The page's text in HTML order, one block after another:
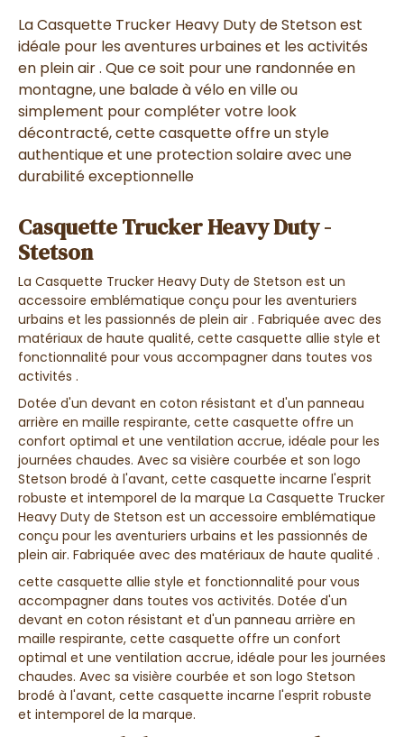
La Casquette Trucker Heavy Duty de Stetson est
idéale pour les aventures urbaines et les activités
en plein air . Que ce soit pour une randonnée en
montagne, une balade à vélo en ville ou
simplement pour compléter votre look
décontracté, cette casquette offre un style
authentique et une protection solaire avec une
durabilité exceptionnelle
Casquette Trucker Heavy Duty -
Stetson
La Casquette Trucker Heavy Duty de Stetson est un
accessoire emblématique conçu pour les aventuriers
urbains et les passionnés de plein air . Fabriquée avec des
matériaux de haute qualité, cette casquette allie style et
fonctionnalité pour vous accompagner dans toutes vos
activités .
Dotée d'un devant en coton résistant et d'un panneau
arrière en maille respirante, cette casquette offre un
confort optimal et une ventilation accrue, idéale pour les
journées chaudes. Avec sa visière courbée et son logo
Stetson brodé à l'avant, cette casquette incarne l'esprit
robuste et intemporel de la marque La Casquette Trucker
Heavy Duty de Stetson est un accessoire emblématique
conçu pour les aventuriers urbains et les passionnés de
plein air. Fabriquée avec des matériaux de haute qualité .
cette casquette allie style et fonctionnalité pour vous
accompagner dans toutes vos activités. Dotée d'un
devant en coton résistant et d'un panneau arrière en
maille respirante, cette casquette offre un confort
optimal et une ventilation accrue, idéale pour les journées
chaudes. Avec sa visière courbée et son logo Stetson
brodé à l'avant, cette casquette incarne l'esprit robuste
et intemporel de la marque.